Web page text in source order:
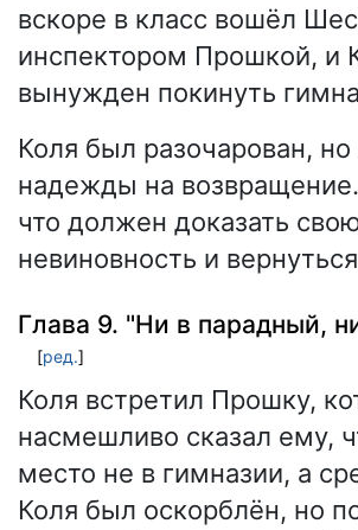
вскоре в класс вошёл
инспектором Прошкой, и
вынужден покинуть
Коля был разочарован, но
надежды на
что должен доказать
невиновность и
Глава 9. "Ни в парадный,
[ред.]
Коля встретил Прошку,
насмешливо сказал ему,
место не в гимназии, а
Коля был оскорблён, но